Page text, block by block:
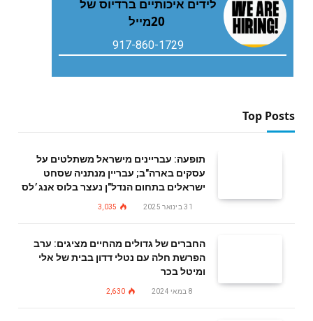
‬20‭ ‬מייל
917-860-1729
Top Posts
תופעה: עבריינים מישראל משתלטים על
עסקים בארה"ב; עבריין מנתניה שסחט
ישראלים בתחום הנדל"ן נעצר בלוס אנג׳לס
31 בינואר 2025 3,035
החברים של גדולים מהחיים מציגים: ערב
הפרשת חלה עם נטלי דדון בבית של אלי
ומיטל בכר
8 במאי 2024 2,630